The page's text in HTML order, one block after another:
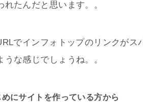
れたんだと思います。。
でインフォトップのリンクがス
うな感じでしょうね。。
にサイトを作っている方から